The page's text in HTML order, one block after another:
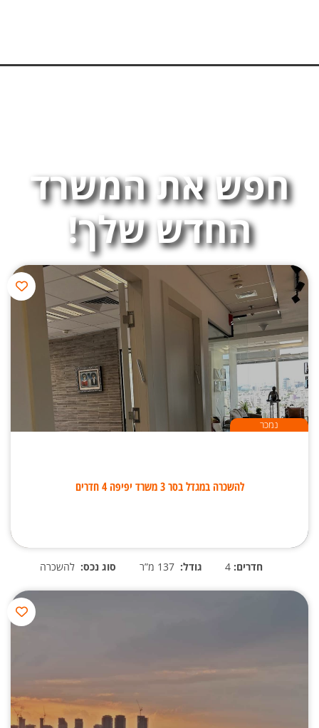
חפש את המשרד
החדש שלך!
נמכר
להשכרה במגדל בסר 3 משרד יפיפה 4 חדרים
חדרים: גודל: 137 מ”ר סוג נכס: להשכרה